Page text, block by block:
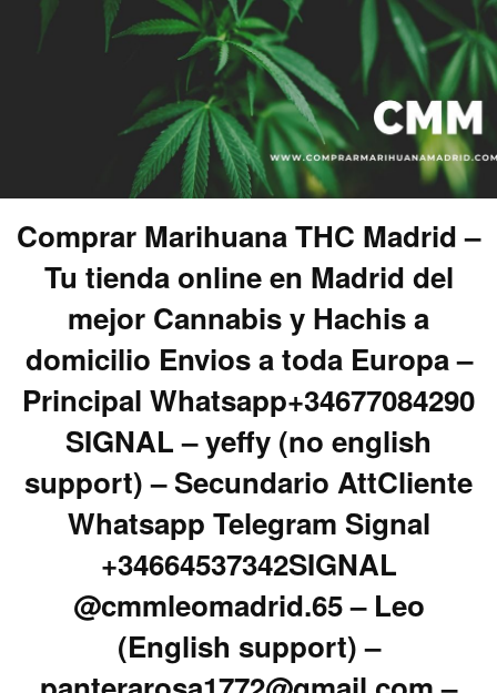
Comprar Marihuana THC Madrid –
Tu tienda online en Madrid del
mejor Cannabis y Hachis a
domicilio Envios a toda Europa –
Principal Whatsapp+34677084290
SIGNAL – yeffy (no english
support) – Secundario AttCliente
Whatsapp Telegram Signal
+34664537342SIGNAL
@cmmleomadrid.65 – Leo
(English support) –